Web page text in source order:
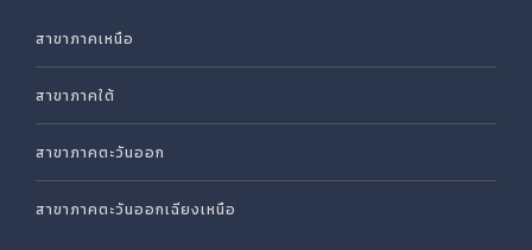
สาขาภาคเหนือ
สาขาภาคใต้
สาขาภาคตะวันออก
สาขาภาคตะวันออกเฉียงเหนือ